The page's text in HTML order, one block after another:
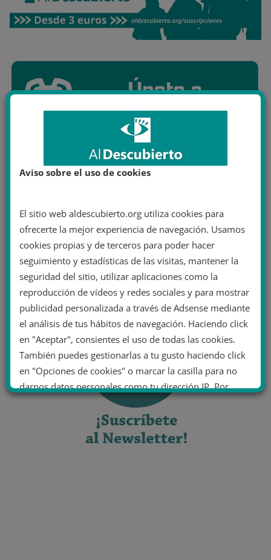
Aviso sobre el uso de cookies
El sitio web aldescubierto.org utiliza cookies para
ofrecerte la mejor experiencia de navegación. Usamos
cookies propias y de terceros para poder hacer
seguimiento y estadísticas de las visitas, mantener la
seguridad del sitio, utilizar aplicaciones como la
reproducción de vídeos y redes sociales y para mostrar
publicidad personalizada a través de Adsense mediante
el análisis de tus hábitos de navegación. Haciendo click
en "Aceptar", consientes el uso de todas las cookies.
También puedes gestionarlas a tu gusto haciendo click
en "Opciones de cookies" o marcar la casilla para no
darnos datos personales como tu dirección IP. Por
último, puedes leer nuestra Política de cookies.
No dar mi información personal